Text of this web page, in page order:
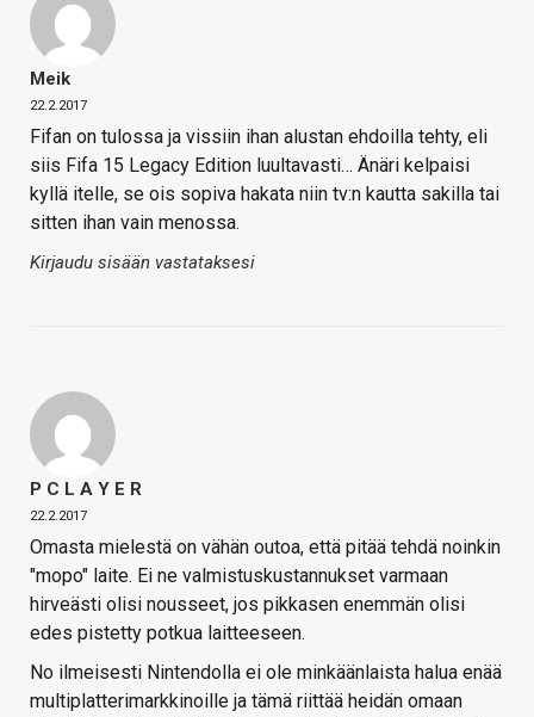
Meik
22.2.2017
Fifan on tulossa ja vissiin ihan alustan ehdoilla tehty, eli
siis Fifa 15 Legacy Edition luultavasti… Änäri kelpaisi
kyllä itelle, se ois sopiva hakata niin tv:n kautta sakilla tai
sitten ihan vain menossa.
Kirjaudu sisään vastataksesi
P C L A Y E R
22.2.2017
Omasta mielestä on vähän outoa, että pitää tehdä noinkin
"mopo" laite. Ei ne valmistuskustannukset varmaan
hirveästi olisi nousseet, jos pikkasen enemmän olisi
edes pistetty potkua laitteeseen.
No ilmeisesti Nintendolla ei ole minkäänlaista halua enää
multiplatterimarkkinoille ja tämä riittää heidän omaan